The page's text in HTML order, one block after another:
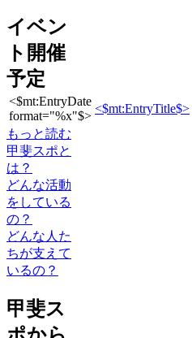
イベン
ト開催
予定
<$mt:EntryDate
format="%x"$>
<$mt:EntryTitle$>
もっと読む
甲斐スポと
は？
どんな活動
をしている
の？
どんな人た
ちが支えて
いるの？
甲斐ス